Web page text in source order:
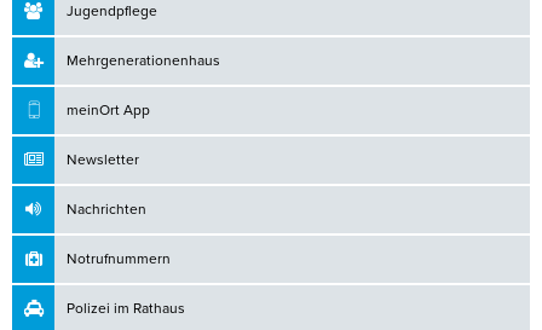
Jugendpflege
Mehrgenerationenhaus
meinOrt App
Newsletter
Nachrichten
Notrufnummern
Polizei im Rathaus